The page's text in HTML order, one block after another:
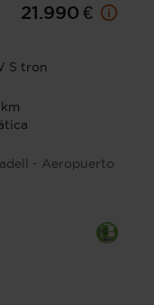
21.990 €
S tron
- Aeropuerto